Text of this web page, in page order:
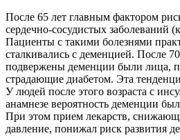
После 65 лет главным фактором
сердечно-сосудистых заболеваний
Пациенты с такими болезнями
сталкивались с деменцией. После
подвержены деменции были лица,
страдающие диабетом. Эта
У людей после этого возраста с
анамнезе вероятность деменции
При этом прием лекарств,
давление, понижал риск развития